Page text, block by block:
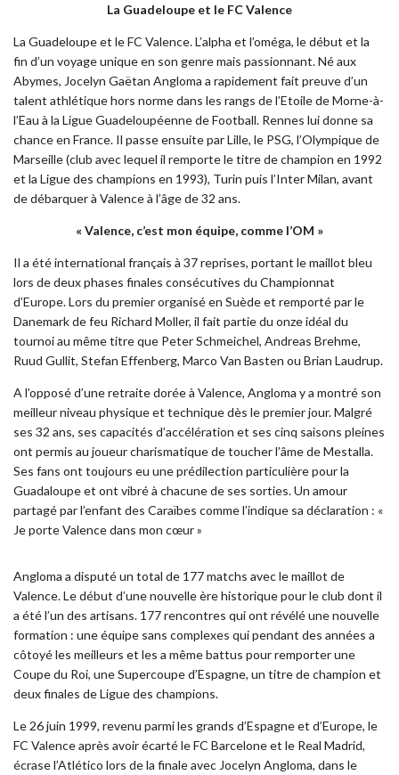
La Guadeloupe et le FC Valence
La Guadeloupe et le FC Valence. L’alpha et l’oméga, le début et la
fin d’un voyage unique en son genre mais passionnant. Né aux
Abymes, Jocelyn Gaëtan Angloma a rapidement fait preuve d’un
talent athlétique hors norme dans les rangs de l’Etoile de Morne-à-
l’Eau à la Ligue Guadeloupéenne de Football. Rennes lui donne sa
chance en France. Il passe ensuite par Lille, le PSG, l’Olympique de
Marseille (club avec lequel il remporte le titre de champion en 1992
et la Ligue des champions en 1993), Turin puis l’Inter Milan, avant
de débarquer à Valence à l’âge de 32 ans.
« Valence, c’est mon équipe, comme l’OM »
Il a été international français à 37 reprises, portant le maillot bleu
lors de deux phases finales consécutives du Championnat
d’Europe. Lors du premier organisé en Suède et remporté par le
Danemark de feu Richard Moller, il fait partie du onze idéal du
tournoi au même titre que Peter Schmeichel, Andreas Brehme,
Ruud Gullit, Stefan Effenberg, Marco Van Basten ou Brian Laudrup.
A l’opposé d’une retraite dorée à Valence, Angloma y a montré son
meilleur niveau physique et technique dès le premier jour. Malgré
ses 32 ans, ses capacités d’accélération et ses cinq saisons pleines
ont permis au joueur charismatique de toucher l’âme de Mestalla.
Ses fans ont toujours eu une prédilection particulière pour la
Guadaloupe et ont vibré à chacune de ses sorties. Un amour
partagé par l’enfant des Caraïbes comme l’indique sa déclaration : «
Je porte Valence dans mon cœur »
Angloma a disputé un total de 177 matchs avec le maillot de
Valence. Le début d’une nouvelle ère historique pour le club dont il
a été l’un des artisans. 177 rencontres qui ont révélé une nouvelle
formation : une équipe sans complexes qui pendant des années a
côtoyé les meilleurs et les a même battus pour remporter une
Coupe du Roi, une Supercoupe d’Espagne, un titre de champion et
deux finales de Ligue des champions.
Le 26 juin 1999, revenu parmi les grands d’Espagne et d’Europe, le
FC Valence après avoir écarté le FC Barcelone et le Real Madrid,
écrase l’Atlético lors de la finale avec Jocelyn Angloma, dans le